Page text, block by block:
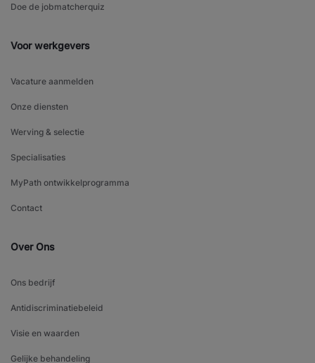
Doe de jobmatcherquiz
Voor werkgevers
Vacature aanmelden
Onze diensten
Werving & selectie
Specialisaties
MyPath ontwikkelprogramma
Contact
Over Ons
Ons bedrijf
Antidiscriminatiebeleid
Visie en waarden
Gelijke behandeling